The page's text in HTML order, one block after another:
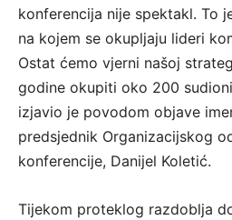
konferencija nije spektakl. To
na kojem se okupljaju lideri
Ostat ćemo vjerni našoj
godine okupiti oko 200
izjavio je povodom objave
predsjednik Organizacijskog
konferencije, Danijel Koletić.
Tijekom proteklog razdoblja